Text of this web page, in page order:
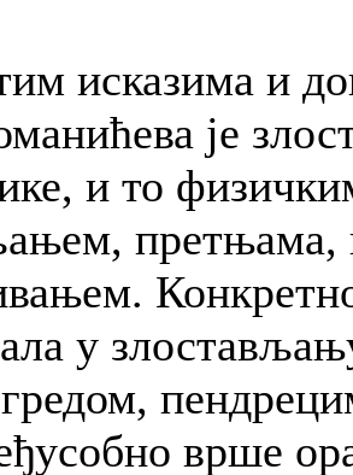
исказима и
је
и то
у
врше